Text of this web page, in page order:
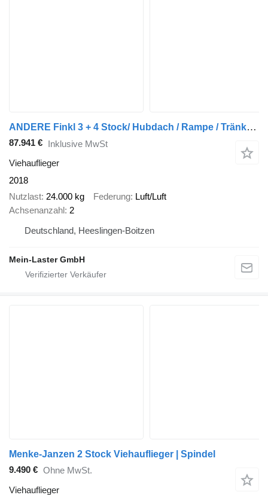
ANDERE Finkl 3 + 4 Stock/ Hubdach / Rampe / Tränke/Funk
87.941 € Inklusive MwSt
Viehauflieger
2018
Nutzlast 24.000 kg Federung Luft/Luft
Achsenanzahl 2
Deutschland, Heeslingen-Boitzen
Mein-Laster GmbH
Menke-Janzen 2 Stock Viehauflieger | Spindel
9.490 € Ohne MwSt.
Viehauflieger